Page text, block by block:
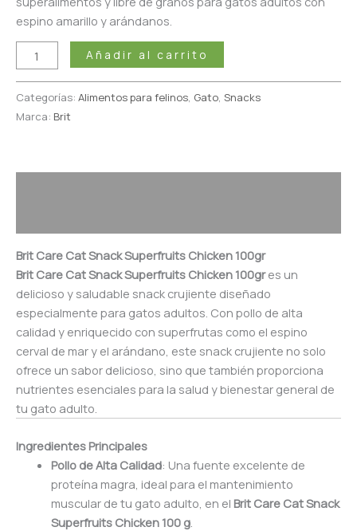
espino amarillo y arándanos.
Añadir al carrito
Categorías: Alimentos para felinos, Gato, Snacks
Marca: Brit
Brit Care Cat Snack Superfruits Chicken 100gr
Brit Care Cat Snack Superfruits Chicken 100gres un
delicioso y saludable snack crujiente diseñado
especialmente para gatos adultos. Con pollo de alta
calidad y enriquecido con superfrutas como el espino
cerval de mar y el arándano, este snack crujiente no solo
ofrece un sabor delicioso, sino que también proporciona
nutrientes esenciales para la salud y bienestar general de
tu gato adulto.
Ingredientes Principales
Pollo de Alta Calidad: Una fuente excelente de
proteína magra, ideal para el mantenimiento
muscular de tu gato adulto, en el Brit Care Cat Snack
Superfruits Chicken 100 g.